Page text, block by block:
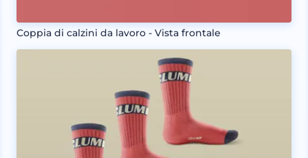
Coppia di calzini da lavoro - Vista frontale